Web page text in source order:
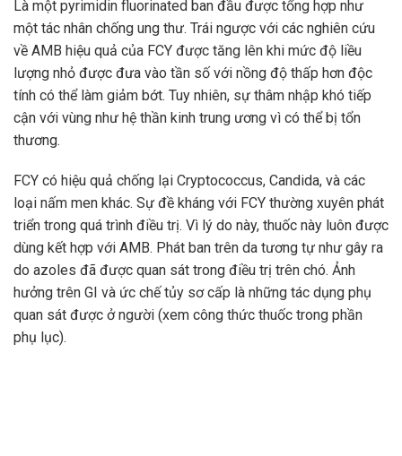
Là một pyrimidin fluorinated ban đầu được tổng hợp như
một tác nhân chống ung thư. Trái ngược với các nghiên cứu
về AMB hiệu quả của FCY được tăng lên khi mức độ liều
lượng nhỏ được đưa vào tần số với nồng độ thấp hơn độc
tính có thể làm giảm bớt. Tuy nhiên, sự thâm nhập khó tiếp
cận với vùng như hệ thần kinh trung ương vì có thể bị tổn
thương.
FCY có hiệu quả chống lại Cryptococcus, Candida, và các
loại nấm men khác. Sự đề kháng với FCY thường xuyên phát
triển trong quá trình điều trị. Vì lý do này, thuốc này luôn được
dùng kết hợp với AMB. Phát ban trên da tương tự như gây ra
do azoles đã được quan sát trong điều trị trên chó. Ảnh
hưởng trên GI và ức chế tủy sơ cấp là những tác dụng phụ
quan sát được ở người (xem công thức thuốc trong phần
phụ lục).